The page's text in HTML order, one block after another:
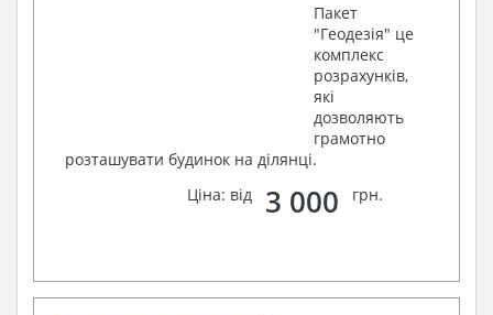
Пакет
"Геодезія" це
комплекс
розрахунків,
які
дозволяють
грамотно
розташувати будинок на ділянці.
Ціна: від
3 000 грн.